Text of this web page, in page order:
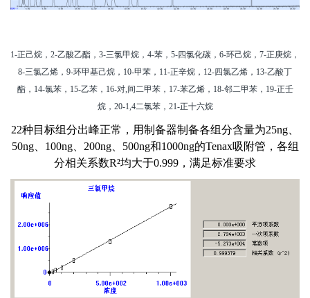
1-正己烷，2-乙酸乙酯，3-三氯甲烷，4-苯，5-四氯化碳，6-环己烷，7-正庚烷，
8-三氯乙烯，9-环甲基己烷，10-甲苯，11-正辛烷，12-四氯乙烯，13-乙酸丁
酯，14-氯苯，15-乙苯，16-对,间二甲苯，17-苯乙烯，18-邻二甲苯，19-正壬
烷，20-1,4二氯苯，21-正十六烷
22种目标组分出峰正常，用制备器制备各组分含量为25ng、
50ng、100ng、200ng、500ng和1000ng的Tenax吸附管，各组
分相关系数R²均大于0.999，满足标准要求